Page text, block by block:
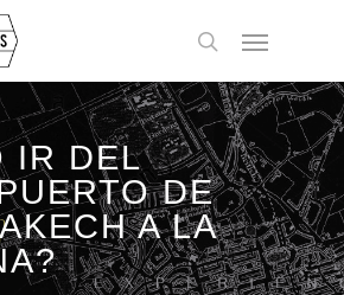
buscar
IR DEL
DE
A LA